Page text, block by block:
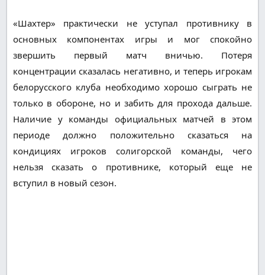
«Шахтер» практически не уступал противнику в
основных компонентах игры и мог спокойно
звершить первый матч вничью. Потеря
концентрации сказалась негативно, и теперь игрокам
белорусского клуба необходимо хорошо сыграть не
только в обороне, но и забить для прохода дальше.
Наличие у команды официальных матчей в этом
периоде должно положительно сказаться на
кондициях игроков солигорской команды, чего
нельзя сказать о противнике, который еще не
вступил в новый сезон.